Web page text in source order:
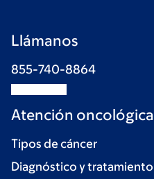
Llámanos
855-740-8864
Atención oncológica
Tipos de cáncer
Diagnóstico y tratamiento